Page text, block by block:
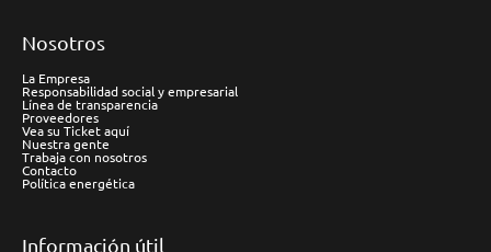
Nosotros
La Empresa
Responsabilidad social y empresarial
Línea de transparencia
Proveedores
Vea su Ticket aquí
Nuestra gente
Trabaja con nosotros
Contacto
Política energética
Información útil